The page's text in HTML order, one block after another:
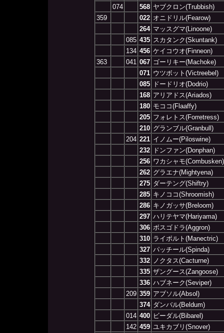
074
568 ヤブクロン(Trubbish)
359
022 オニドリル(Fearow)
264 マッスグマ(Linoone)
085 435 スカタンク(Skuntank)
134 456 ケイコウオ(Finneon)
363
041 067 ゴーリキー(Machoke)
071 ウツボット(Victreebel)
085
ドードリオ(Dodrio)
168 アリアドス(Ariados)
180 モココ(Flaaffy)
205 フォレトス(Forretress)
210 グランブル(Granbull)
204 221 イノムー(Piloswine)
232
ドンファン(Donphan)
256 ワカシャモ(Combusken)
262 グラエナ(Mightyena)
275 ダーテング(Shiftry)
285 キノココ(Shroomish)
286 キノガッサ(Breloom)
297 ハリテヤマ(Hariyama)
306 ボスゴドラ(Aggron)
310 ライボルト(Manectric)
327 パッチール(Spinda)
332
ノクタス(Cacturne)
335 ザングース(Zangoose)
336 ハブネーク(Seviper)
209 359 アブソル(Absol)
374 ダンバル(Beldum)
014 400 ビーダル(Bibarel)
142 459 ユキカブリ(Snover)